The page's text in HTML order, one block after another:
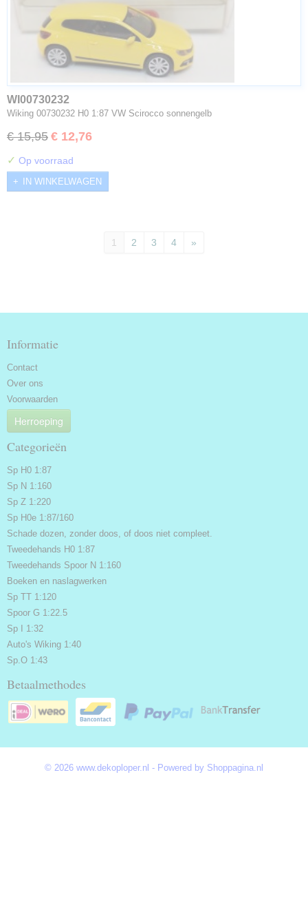
WI00730232
Wiking 00730232 H0 1:87 VW Scirocco sonnengelb
€ 15,95 € 12,76
✓ Op voorraad
IN WINKELWAGEN
1 2 3 4 »
Informatie
Contact
Over ons
Voorwaarden
Herroeping
Categorieën
Sp H0 1:87
Sp N 1:160
Sp Z 1:220
Sp H0e 1:87/160
Schade dozen, zonder doos, of doos niet compleet.
Tweedehands H0 1:87
Tweedehands Spoor N 1:160
Boeken en naslagwerken
Sp TT 1:120
Spoor G 1:22.5
Sp I 1:32
Auto's Wiking 1:40
Sp.O 1:43
Betaalmethodes
© 2026 www.dekoploper.nl - Powered by Shoppagina.nl